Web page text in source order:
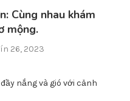
Cùng nhau khám
mộng.
26, 2023
nắng và gió với cảnh